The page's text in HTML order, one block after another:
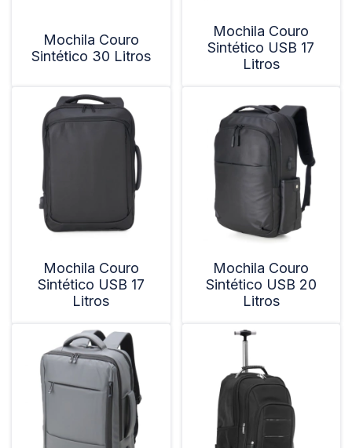
Mochila Couro
Sintético 30 Litros
Mochila Couro
Sintético USB 17
Litros
Mochila Couro
Sintético USB 17
Litros
Mochila Couro
Sintético USB 20
Litros